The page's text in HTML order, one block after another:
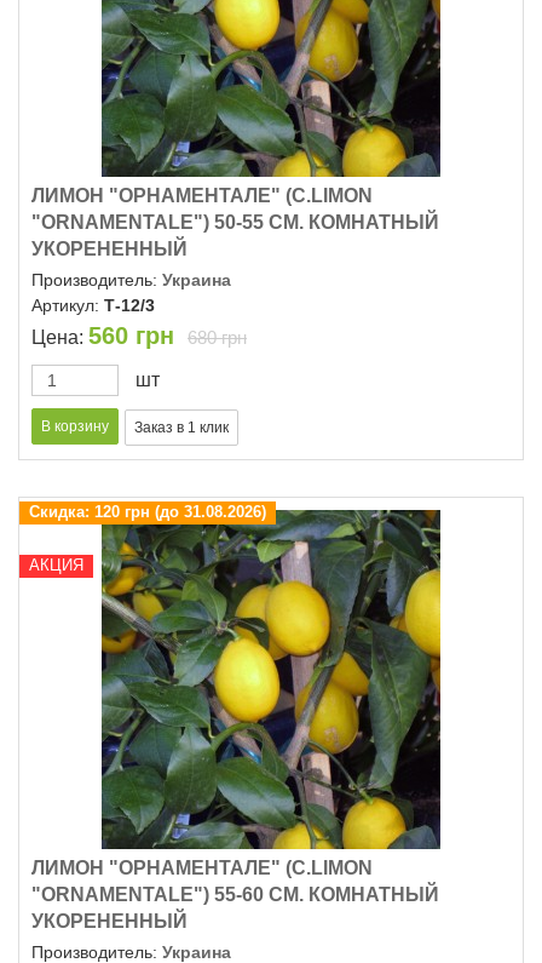
ЛИМОН "ОРНАМЕНТАЛЕ" (C.LIMON
"ОRNAMENTALE") 50-55 СМ. КОМНАТНЫЙ
УКОРЕНЕННЫЙ
Производитель: Украина
Артикул: Т-12/3
Цена: 560 грн 680 грн
шт
АКЦИЯ
Скидка: 120 грн (до 31.08.2026)
ЛИМОН "ОРНАМЕНТАЛЕ" (C.LIMON
"ОRNAMENTALE") 55-60 СМ. КОМНАТНЫЙ
УКОРЕНЕННЫЙ
Производитель: Украина